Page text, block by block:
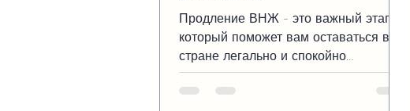
Продление ВНЖ - это важный этап,
который поможет вам оставаться в
стране легально и спокойно
наслаждаться жизнью в Алании или
любом другом уголке Турции.